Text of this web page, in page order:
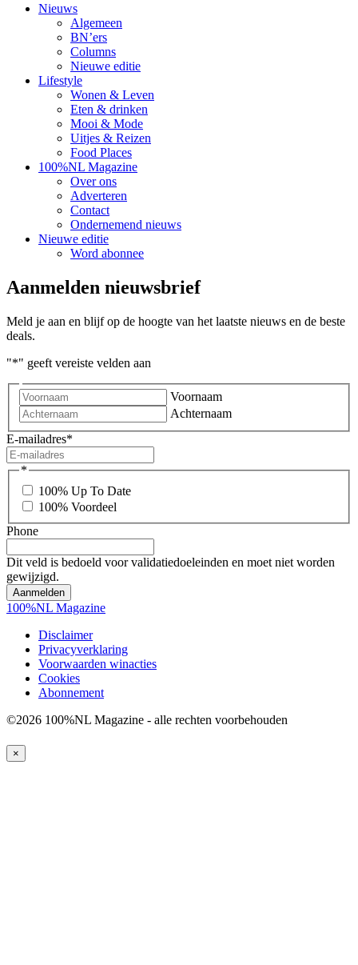
Nieuws
Algemeen
BN’ers
Columns
Nieuwe editie
Lifestyle
Wonen & Leven
Eten & drinken
Mooi & Mode
Uitjes & Reizen
Food Places
100%NL Magazine
Over ons
Adverteren
Contact
Ondernemend nieuws
Nieuwe editie
Word abonnee
Aanmelden nieuwsbrief
Meld je aan en blijf op de hoogte van het laatste nieuws en de beste
deals.
"*" geeft vereiste velden aan
Voornaam
Achternaam
E-mailadres*
*
100% Up To Date
100% Voordeel
Phone
Dit veld is bedoeld voor validatiedoeleinden en moet niet worden
gewijzigd.
100%NL Magazine
Disclaimer
Privacyverklaring
Voorwaarden winacties
Cookies
Abonnement
©2026 100%NL Magazine - alle rechten voorbehouden
×